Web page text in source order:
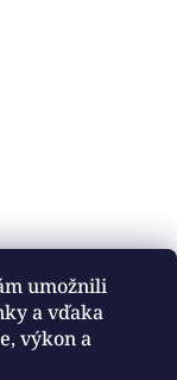
umožnili
a vďaka
výkon a